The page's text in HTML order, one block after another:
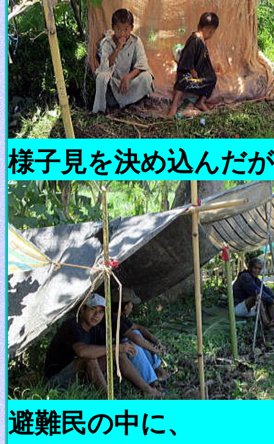
様子見を決め込んだ
避難民の中に、